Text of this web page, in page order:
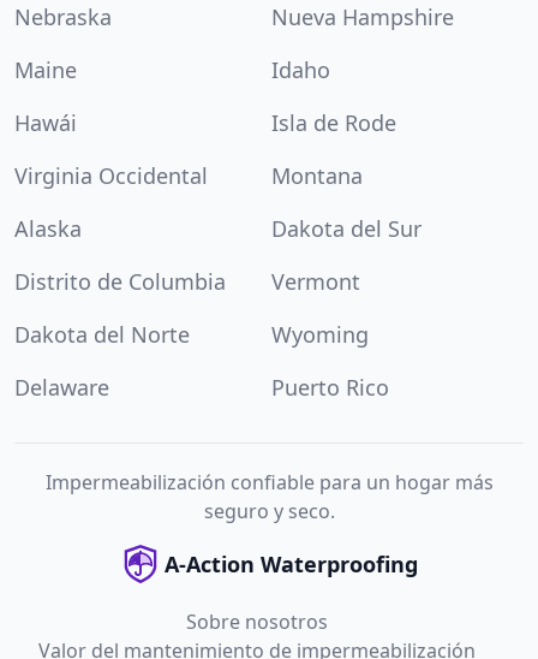
Nebraska
Nueva Hampshire
Maine
Idaho
Hawái
Isla de Rode
Virginia Occidental
Montana
Alaska
Dakota del Sur
Distrito de Columbia
Vermont
Dakota del Norte
Wyoming
Delaware
Puerto Rico
Impermeabilización confiable para un hogar más
seguro y seco.
A-Action Waterproofing
Sobre nosotros
Valor del mantenimiento de impermeabilización